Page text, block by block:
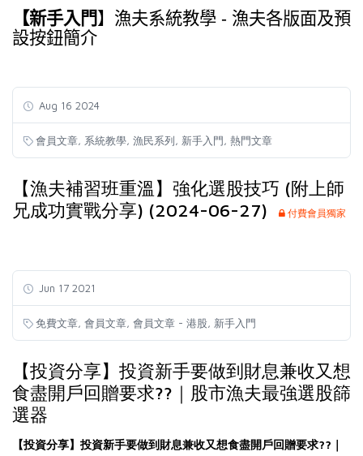
【新手入門 】 漁夫系統教學 - 漁夫各版面及預
設按鈕簡介
Aug 16 2024
會員文章 系統教學 漁民系列 新手入門 熱門文章
【漁夫補習班重溫】強化選股技巧 (附上師
兄成功實戰分享) (2024-06-27)
付費會員獨家
Jun 17 2021
免費文章 會員文章 會員文章 - 港股 新手入門
【投資分享】投資新手要做到財息兼收又想
食盡開戶回贈要求??｜股市漁夫最強選股篩
選器
【投資分享】投資新手要做到財息兼收又想食盡開戶回贈要求??